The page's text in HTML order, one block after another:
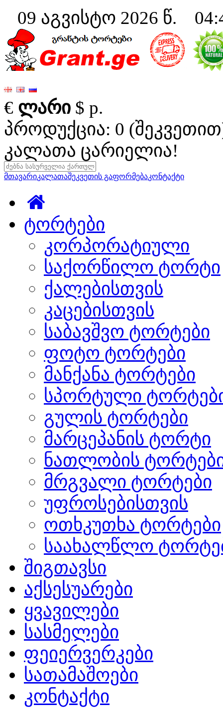
09 აგვისტო 2026 წ.
€ ლარი $ р.
პროდუქცია: 0
კალათა ცარიელია!
მთავარიკალათაშეკვეთის გაფორმებაკონტაქტი
ტორტები
კორპორატიული
საქორწილო ტორტი
ქალებისთვის
კაცებისთვის
საბავშვო ტორტები
ფოტო ტორტები
მანქანა ტორტები
სპორტული
გულის ტორტები
მარცეპანის ტორტი
ნათლობის
მრგვალი ტორტები
უფროსებისთვის
ოთხკუთხა ტორტები
საახალწლო
შიგთავსი
აქსესუარები
ყვავილები
სასმელები
ფეიერვერკები
სათამაშოები
კონტაქტი